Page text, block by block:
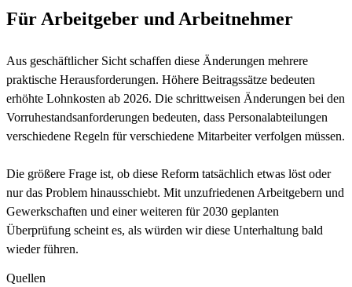
Für Arbeitgeber und Arbeitnehmer
Aus geschäftlicher Sicht schaffen diese Änderungen mehrere
praktische Herausforderungen. Höhere Beitragssätze bedeuten
erhöhte Lohnkosten ab 2026. Die schrittweisen Änderungen bei den
Vorruhestandsanforderungen bedeuten, dass Personalabteilungen
verschiedene Regeln für verschiedene Mitarbeiter verfolgen müssen.
Die größere Frage ist, ob diese Reform tatsächlich etwas löst oder
nur das Problem hinausschiebt. Mit unzufriedenen Arbeitgebern und
Gewerkschaften und einer weiteren für 2030 geplanten
Überprüfung scheint es, als würden wir diese Unterhaltung bald
wieder führen.
Quellen